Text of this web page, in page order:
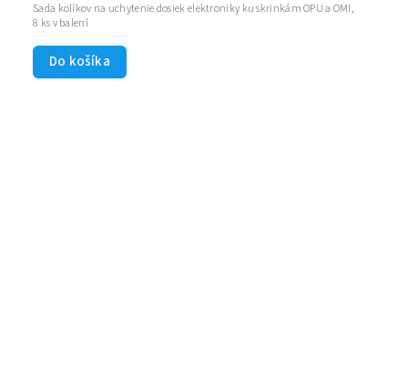
Do košíka
Sada kolíkov na uchytenie dosiek elektroniky ku skrinkám OPU a OMI,
8 ks v balení